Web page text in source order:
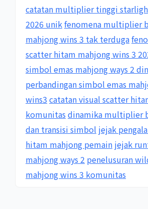
catatan multiplier tinggi
2026 unikfenomena multiplier
mahjong wins 3 tak terduga
scatter hitam mahjong wins 3
simbol emas mahjong ways 2
perbandingan simbol emas
wins3 catatan visual scatter
komunitas dinamika multiplier
dan transisi simbol jejak
hitam mahjong pemain jejak
mahjong ways 2 penelusuran
mahjong wins 3 komunitas